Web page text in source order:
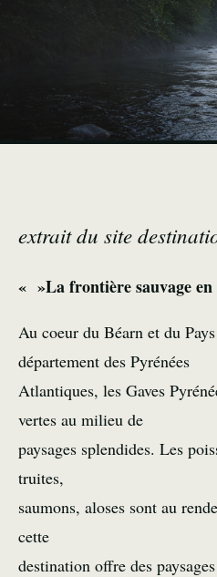
extrait du site
« »La frontière sauvage en
Au coeur du Béarn et du
département des Pyrénées
Atlantiques, les Gaves
vertes au milieu de
paysages splendides. Les
truites,
saumons, aloses sont au
cette
destination offre des